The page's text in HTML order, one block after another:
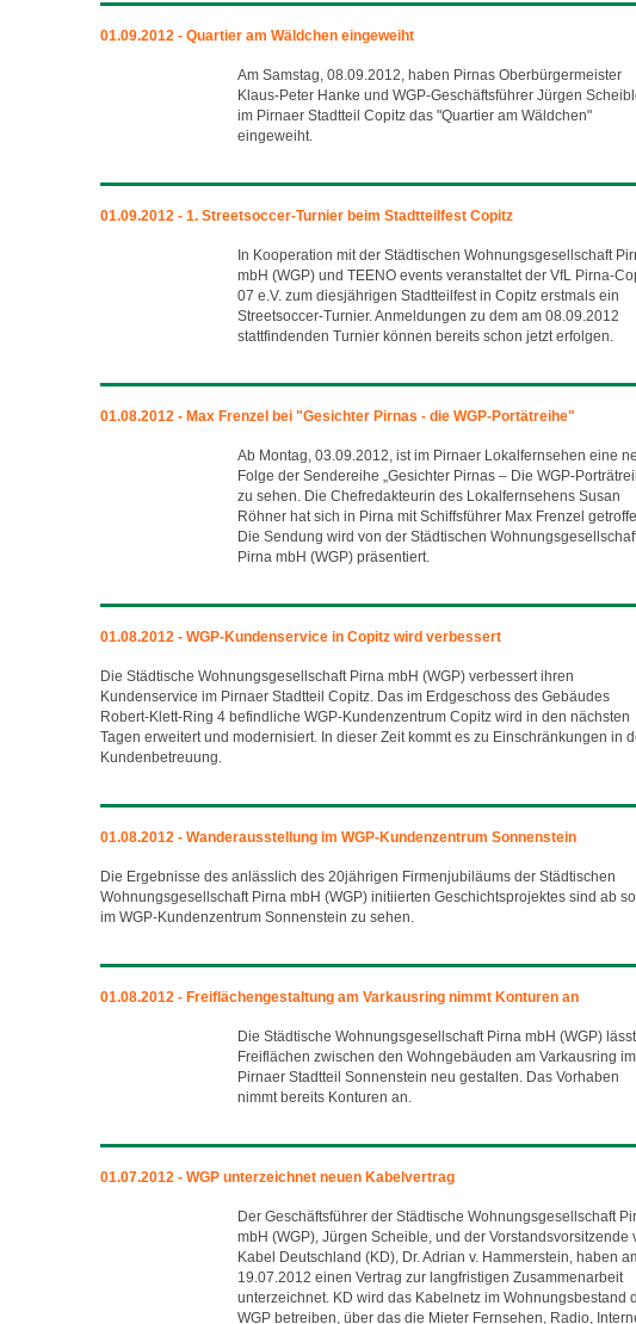
01.09.2012 - Quartier am Wäldchen eingeweiht
Am Samstag, 08.09.2012, haben Pirnas Oberbürgermeister
Klaus-Peter Hanke und WGP-Geschäftsführer Jürgen
im Pirnaer Stadtteil Copitz das "Quartier am Wäldchen"
eingeweiht.
01.09.2012 - 1. Streetsoccer-Turnier beim Stadtteilfest Copitz
In Kooperation mit der Städtischen Wohnungsgesellschaft
mbH (WGP) und TEENO events veranstaltet der VfL Pirna-
07 e.V. zum diesjährigen Stadtteilfest in Copitz erstmals ein
Streetsoccer-Turnier. Anmeldungen zu dem am 08.09.2012
stattfindenden Turnier können bereits schon jetzt erfolgen.
01.08.2012 - Max Frenzel bei "Gesichter Pirnas - die WGP-Portätreihe"
Ab Montag, 03.09.2012, ist im Pirnaer Lokalfernsehen eine
Folge der Sendereihe „Gesichter Pirnas – Die WGP-
zu sehen. Die Chefredakteurin des Lokalfernsehens Susan
Röhner hat sich in Pirna mit Schiffsführer Max Frenzel
Die Sendung wird von der Städtischen
Pirna mbH (WGP) präsentiert.
01.08.2012 - WGP-Kundenservice in Copitz wird verbessert
Die Städtische Wohnungsgesellschaft Pirna mbH (WGP) verbessert ihren
Kundenservice im Pirnaer Stadtteil Copitz. Das im Erdgeschoss des Gebäudes
Robert-Klett-Ring 4 befindliche WGP-Kundenzentrum Copitz wird in den nächsten
Tagen erweitert und modernisiert. In dieser Zeit kommt es zu Einschränkungen in
Kundenbetreuung.
01.08.2012 - Wanderausstellung im WGP-Kundenzentrum Sonnenstein
Die Ergebnisse des anlässlich des 20jährigen Firmenjubiläums der Städtischen
Wohnungsgesellschaft Pirna mbH (WGP) initiierten Geschichtsprojektes sind ab
im WGP-Kundenzentrum Sonnenstein zu sehen.
01.08.2012 - Freiflächengestaltung am Varkausring nimmt Konturen an
Die Städtische Wohnungsgesellschaft Pirna mbH (WGP)
Freiflächen zwischen den Wohngebäuden am Varkausring im
Pirnaer Stadtteil Sonnenstein neu gestalten. Das Vorhaben
nimmt bereits Konturen an.
01.07.2012 - WGP unterzeichnet neuen Kabelvertrag
Der Geschäftsführer der Städtische Wohnungsgesellschaft
mbH (WGP), Jürgen Scheible, und der Vorstandsvorsitzende
Kabel Deutschland (KD), Dr. Adrian v. Hammerstein, haben
19.07.2012 einen Vertrag zur langfristigen Zusammenarbeit
unterzeichnet. KD wird das Kabelnetz im Wohnungsbestand
WGP betreiben, über das die Mieter Fernsehen, Radio,